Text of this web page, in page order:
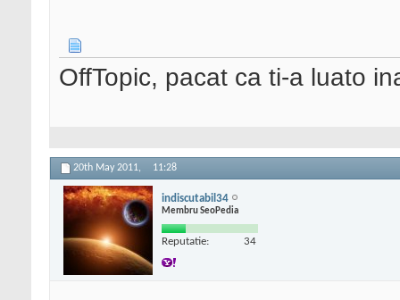
OffTopic, pacat ca ti-a luato
20th May 2011, 11:28
indiscutabil34
Membru SeoPedia
Reputatie: 34